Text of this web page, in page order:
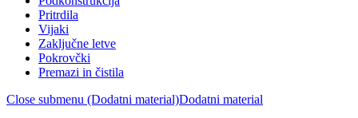
Pritrdila
Vijaki
Zaključne letve
Pokrovčki
Premazi in čistila
Close submenu (Dodatni material)Dodatni material